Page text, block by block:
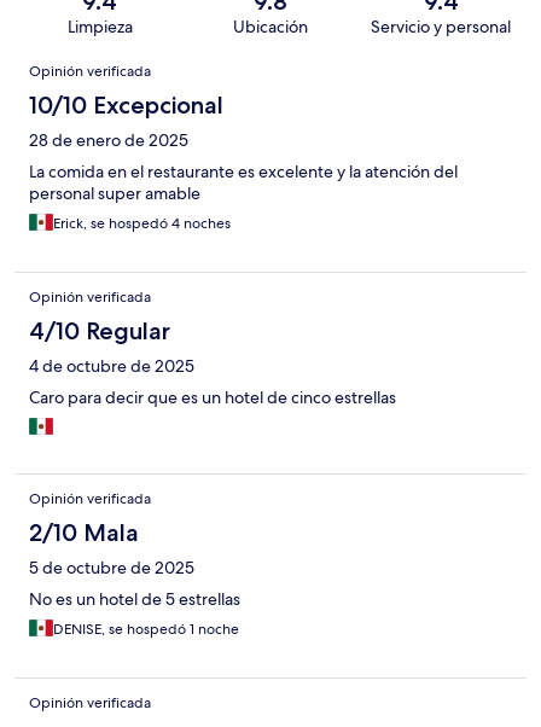
Limpieza Ubicación Servicio y personal
Opiniones
Opinión verificada
10/10 Excepcional
28 de enero de 2025
La comida en el restaurante es excelente y la atención del
personal super amable
Erick, se hospedó 4 noches
Opinión verificada
4/10 Regular
4 de octubre de 2025
Caro para decir que es un hotel de cinco estrellas
Opinión verificada
2/10 Mala
5 de octubre de 2025
No es un hotel de 5 estrellas
DENISE, se hospedó 1 noche
Opinión verificada